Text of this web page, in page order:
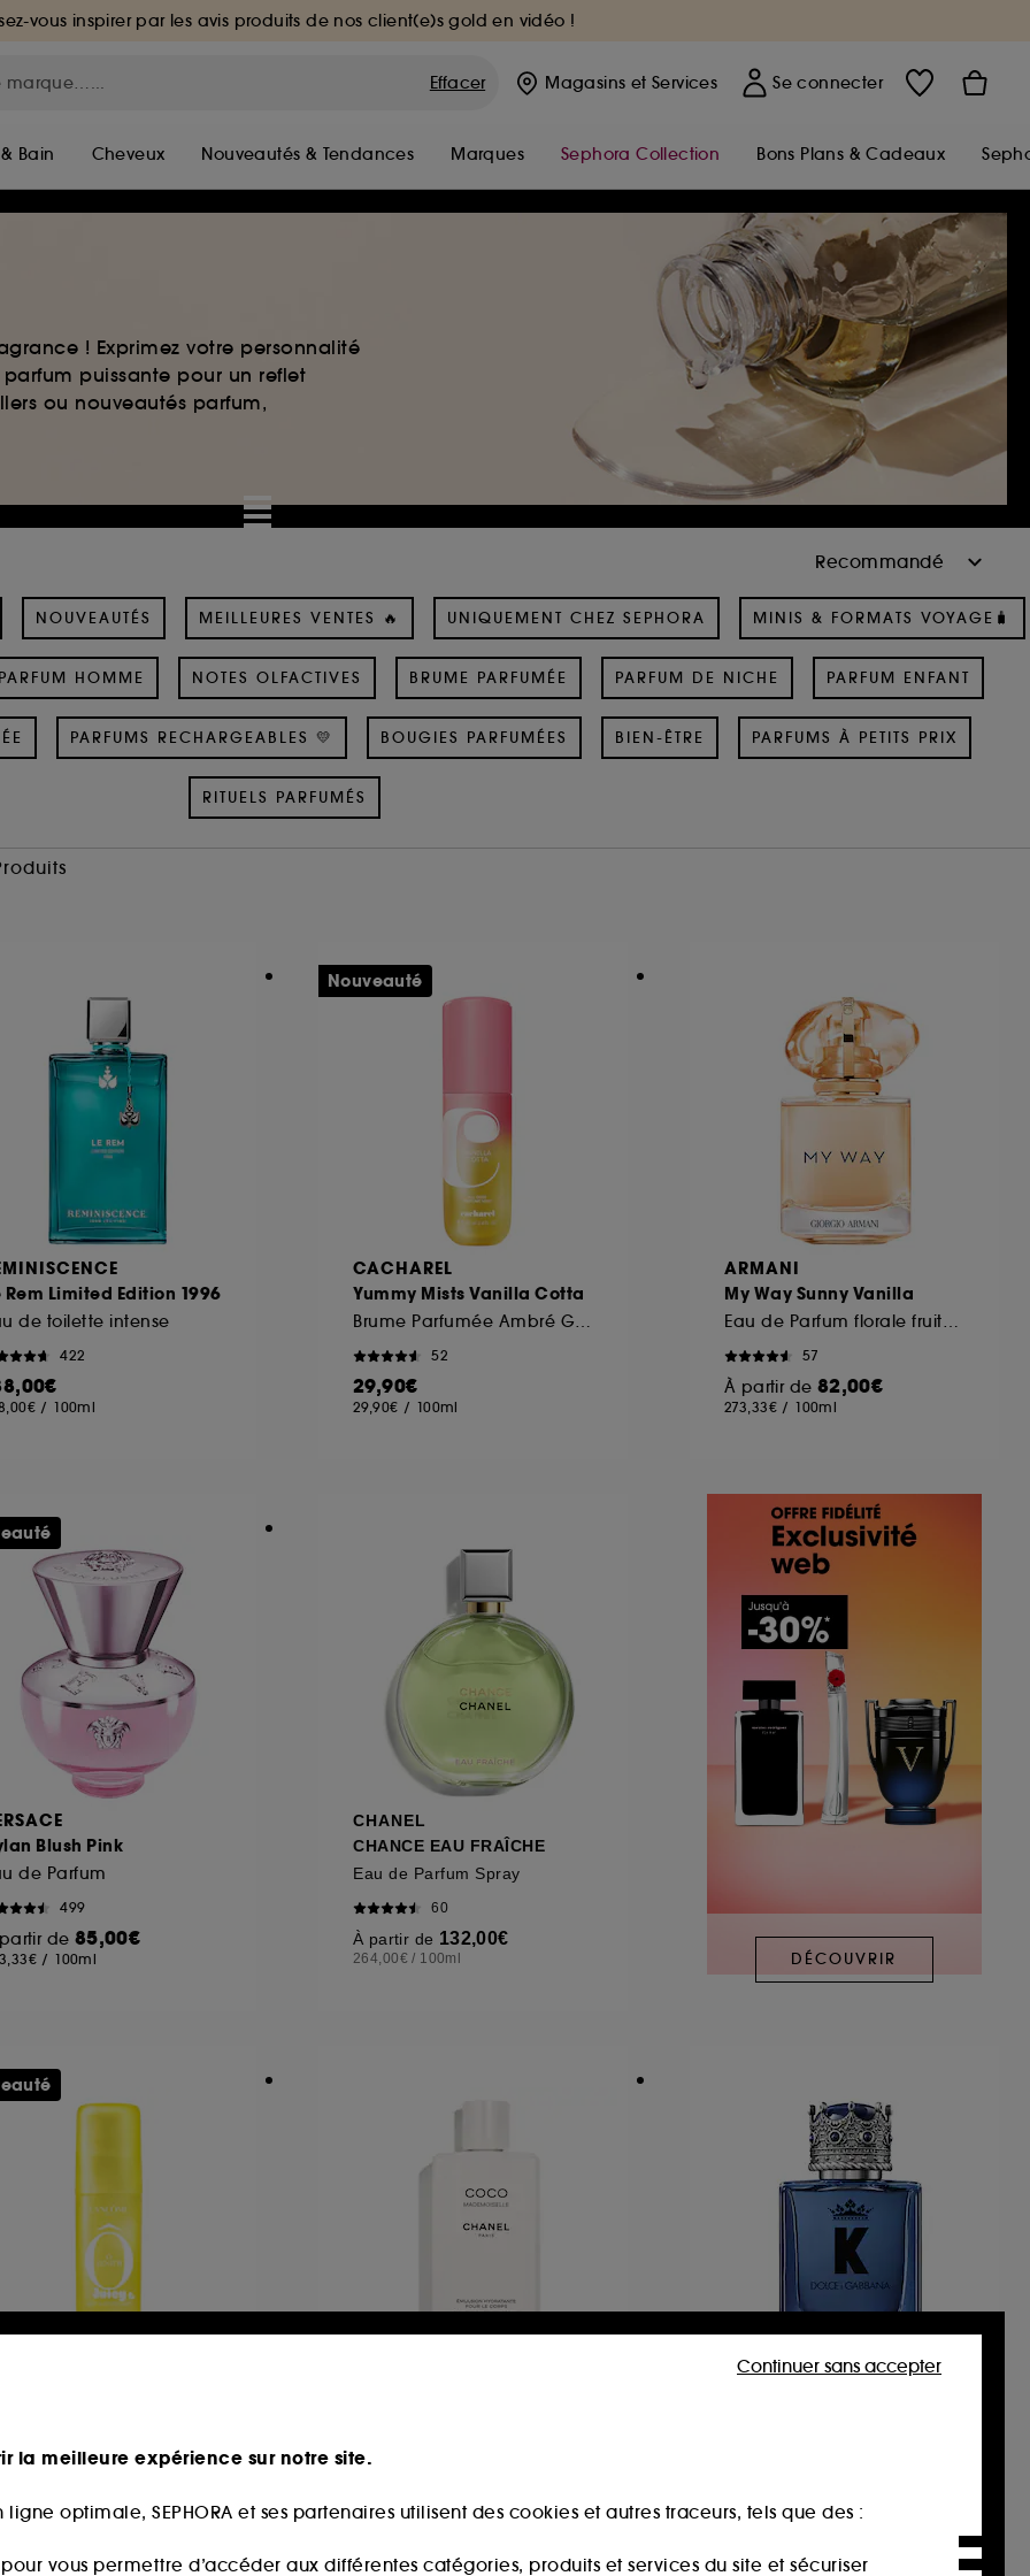
vous inspirer par les avis produits de nos client(e)s gold en vidéo !
Effacer Magasins et Services Se connecter
Bain Cheveux Nouveautés & Tendances Marques Sephora Collection Bons Plans & Cadeaux
! Exprimez votre personnalité
puissante pour un reflet
ou nouveautés parfum,
NOUVEAUTÉS MEILLEURES VENTES 🔥 UNIQUEMENT CHEZ SEPHORA MINIS & FORMATS VOYAGE🧳
PARFUM HOMME NOTES OLFACTIVES BRUME PARFUMÉE PARFUM DE NICHE PARFUM ENFANT
PARFUMS RECHARGEABLES 💛 BOUGIES PARFUMÉES BIEN-ÊTRE PARFUMS À PETITS PRIX
RITUELS PARFUMÉS
Rem Limited Edition 1996
de toilette intense
422
/ 100ml
CACHAREL
Yummy Mists Vanilla Cotta
52
29,90€
29,90€ / 100ml
Nouveauté
ARMANI
My Way Sunny Vanilla
57
À partir de 82,00€
273,33€ / 100ml
Blush Pink
de Parfum
499
de 85,00€
/ 100ml
CHANEL
CHANCE EAU FRAÎCHE
Eau de Parfum Spray
60
À partir de 132,00€
264,00€ / 100ml DÉCOUVRIR
88
/100ml 39,00€ /100ml
DOLCE & GABBANA
212,00€ /100ml
la meilleure expérience sur notre site.
optimale, SEPHORA et ses partenaires utilisent des cookies et autres traceurs, tels que des :
pour vous permettre d’accéder aux différentes catégories, produits et services du site et sécuriser
Continuer sans accepter